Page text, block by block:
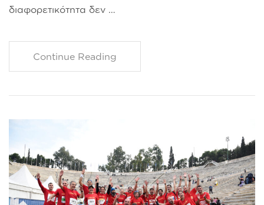
διαφορετικότητα δεν …
Continue Reading